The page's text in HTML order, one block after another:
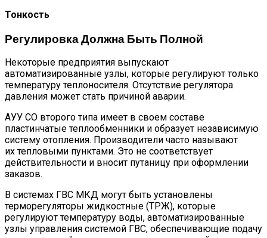
Тонкость
Регулировка Должна Быть Полной
Некоторые предприятия выпускают
автоматизированные узлы, которые регулируют только
температуру теплоносителя. Отсутствие регулятора
давления может стать причиной аварии.
АУУ СО второго типа имеет в своем составе
пластинчатые теплообменники и образует независимую
систему отопления. Производители часто называют
их тепловыми пунктами. Это не соответствует
действительности и вносит путаницу при оформлении
заказов.
В системах ГВС МКД могут быть установлены
терморегуляторы жидкостные (ТРЖ), которые
регулируют температуру воды, автоматизированные
узлы управления системой ГВС, обеспечивающие подачу